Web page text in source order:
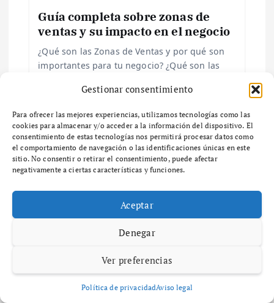
Gestionar consentimiento
Para ofrecer las mejores experiencias, utilizamos tecnologías como las
cookies para almacenar y/o acceder a la información del dispositivo. El
consentimiento de estas tecnologías nos permitirá procesar datos como
el comportamiento de navegación o las identificaciones únicas en este
sitio. No consentir o retirar el consentimiento, puede afectar
negativamente a ciertas características y funciones.
Aceptar
Denegar
Ver preferencias
Política de privacidadAviso legal
Guía completa sobre zonas de
ventas y su impacto en el negocio
¿Qué son las Zonas de Ventas y por qué son
importantes para tu negocio? ¿Qué son las
para tu negocio? Las zonas…
Tu dirección de correo electrónico no será publicada.